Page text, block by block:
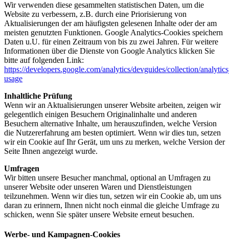
Wir verwenden diese gesammelten statistischen Daten, um die
Website zu verbessern, z.B. durch eine Priorisierung von
Aktualisierungen der am häufigsten gelesenen Inhalte oder der am
meisten genutzten Funktionen. Google Analytics-Cookies speichern
Daten u.U. für einen Zeitraum von bis zu zwei Jahren. Für weitere
Informationen über die Dienste von Google Analytics klicken Sie
bitte auf folgenden Link:
https://developers.google.com/analytics/devguides/collection/
usage
Inhaltliche Prüfung
Wenn wir an Aktualisierungen unserer Website arbeiten, zeigen wir
gelegentlich einigen Besuchern Originalinhalte und anderen
Besuchern alternative Inhalte, um herauszufinden, welche Version
die Nutzererfahrung am besten optimiert. Wenn wir dies tun, setzen
wir ein Cookie auf Ihr Gerät, um uns zu merken, welche Version der
Seite Ihnen angezeigt wurde.
Umfragen
Wir bitten unsere Besucher manchmal, optional an Umfragen zu
unserer Website oder unseren Waren und Dienstleistungen
teilzunehmen. Wenn wir dies tun, setzen wir ein Cookie ab, um uns
daran zu erinnern, Ihnen nicht noch einmal die gleiche Umfrage zu
schicken, wenn Sie später unsere Website erneut besuchen.
Werbe- und Kampagnen-Cookies